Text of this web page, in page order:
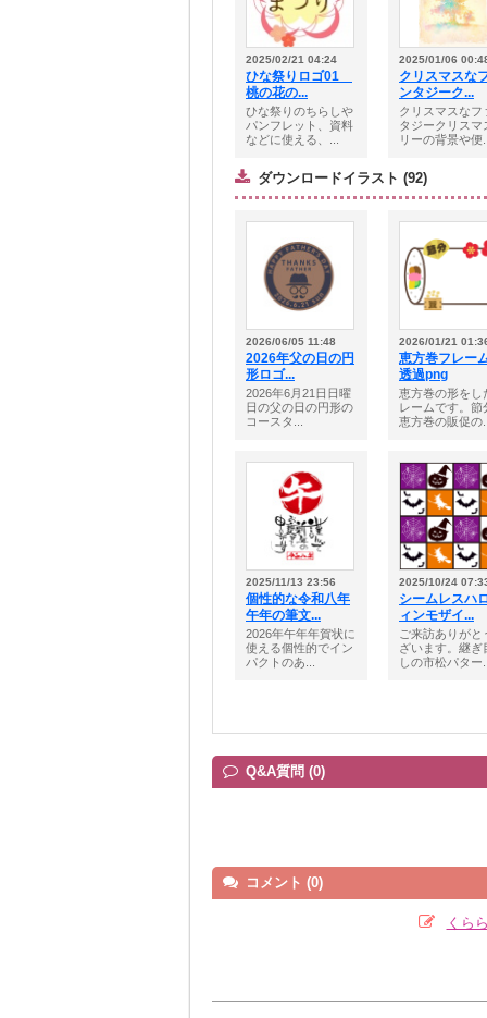
2025/02/21 04:24
ひな祭りロゴ01
桃の花の...
ひな祭りのちらしや
パンフレット、資料
などに使える、...
2025/01/06
クリスマスな
ンタジーク...
クリスマスなフ
タジークリスマ
リーの背景や便
ダウンロードイラスト (92)
2026/06/05 11:48
2026年父の日の円
形ロゴ...
2026年6月21日日曜
日の父の日の円形の
コースタ...
2026/01/21
恵方巻フレ
透過png
恵方巻の形をし
レームです。節
恵方巻の販促の
2025/11/13 23:56
個性的な令和八年
午年の筆文...
2026年午年年賀状に
使える個性的でイン
パクトのあ...
2025/10/24
シームレスハ
ィンモザイ...
ご来訪ありがと
ざいます。継ぎ
しの市松パター
Q&A質問 (0)
コメント (0)
くら